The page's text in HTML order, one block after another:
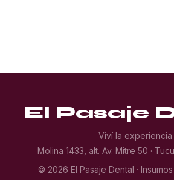
El Pasaje
Viví la experiencia
Molina 1433, alt. Av. Mitre 50 ·
© 2026 El Pasaje Dental ·